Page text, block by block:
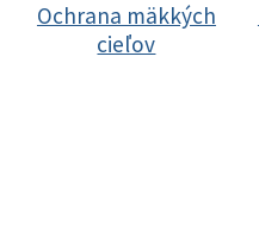
Ochrana mäkkých
cieľov